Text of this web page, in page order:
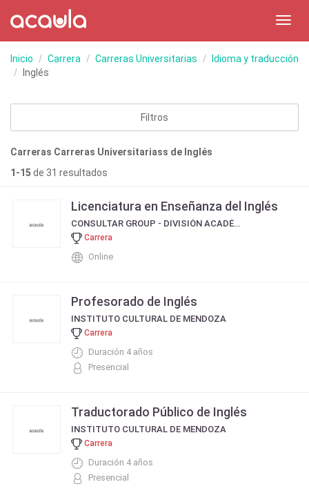
Inicio Carrera Carreras Universitarias
Idioma y traducción
Inglés
Filtros
Carreras Carreras Universitariass de Inglés
1-15 de 31 resultados
Licenciatura en Enseñanza del Inglés
CONSULTAR GROUP - DIVISIÓN ACADÉMICA
Carrera
Online
Profesorado de Inglés
INSTITUTO CULTURAL DE MENDOZA
Carrera
Duración 4 años
Presencial
Traductorado Público de Inglés
INSTITUTO CULTURAL DE MENDOZA
Carrera
Duración 4 años
Presencial